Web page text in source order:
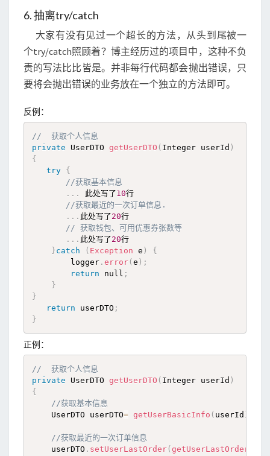
6. 抽离try/catch
大家有没有见过一个超长的方法，从头到尾被一
个try/catch照顾着？博主经历过的项目中，这种不负
责的写法比比皆是。并非每行代码都会抛出错误，只
要将会抛出错误的业务放在一个独立的方法即可。
反例：
//  获取个人信息
private UserDTO getUserDTO ( Integer userId )
{
try {
//获取基本信息
. . . 此处写了10行
//获取最近的一次订单信息.
. . . 此处写了20行
// 获取钱包、可用优惠券张数等
. . . 此处写了20行
}catch ( Exception e )
{
        logger
. error(e ) ;
return null ;
}
}
return userDTO ;
}
正例：
//  获取个人信息
private UserDTO getUserDTO ( Integer userId )
{
//获取基本信息
    UserDTO userDTO
= getUserBasicInfo ( userId )
//获取最近的一次订单信息
    userDTO
. setUserLastOrder(getUserLastOrder